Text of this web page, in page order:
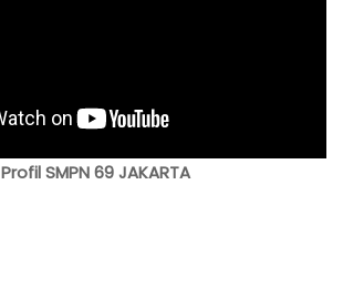
Profil SMPN 69 JAKARTA